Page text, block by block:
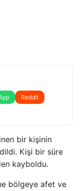
Reddit
bir kişinin
Kişi bir süre
kayboldu.
bölgeye afet ve